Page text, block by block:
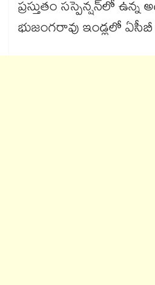
ప్రస్తుతం సస్పెన్షన్‌లో
భుజంగరావు ఇండ్లలో